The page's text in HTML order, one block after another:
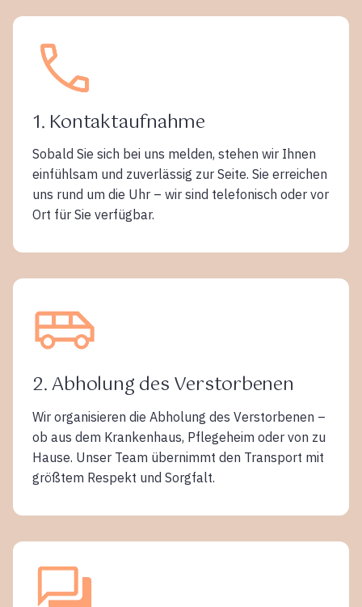
1. Kontaktaufnahme
Sobald Sie sich bei uns melden, stehen wir Ihnen
einfühlsam und zuverlässig zur Seite. Sie erreichen
uns rund um die Uhr – wir sind telefonisch oder vor
Ort für Sie verfügbar.
2. Abholung des Verstorbenen
Wir organisieren die Abholung des Verstorbenen –
ob aus dem Krankenhaus, Pflegeheim oder von zu
Hause. Unser Team übernimmt den Transport mit
größtem Respekt und Sorgfalt.